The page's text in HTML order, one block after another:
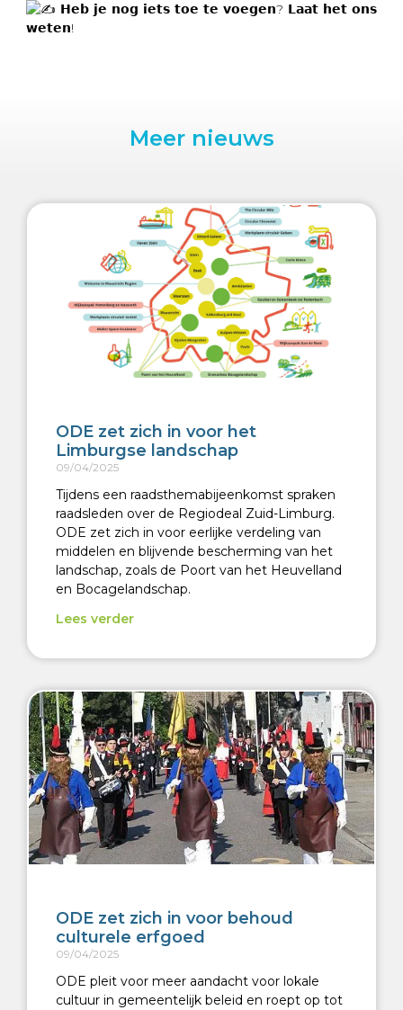
𝗛𝗲𝗯 𝗷𝗲 𝗻𝗼𝗴 𝗶𝗲𝘁𝘀 𝘁𝗼𝗲 𝘁𝗲 𝘃𝗼𝗲𝗴𝗲𝗻? 𝗟𝗮𝗮𝘁 𝗵𝗲𝘁 𝗼𝗻𝘀
𝘄𝗲𝘁𝗲𝗻!
Meer nieuws
ODE zet zich in voor het
Limburgse landschap
09/04/2025
Tijdens een raadsthemabijeenkomst spraken
raadsleden over de Regiodeal Zuid-Limburg.
ODE zet zich in voor eerlijke verdeling van
middelen en blijvende bescherming van het
landschap, zoals de Poort van het Heuvelland
en Bocagelandschap.
Lees verder
ODE zet zich in voor behoud
culturele erfgoed
09/04/2025
ODE pleit voor meer aandacht voor lokale
cultuur in gemeentelijk beleid en roept op tot